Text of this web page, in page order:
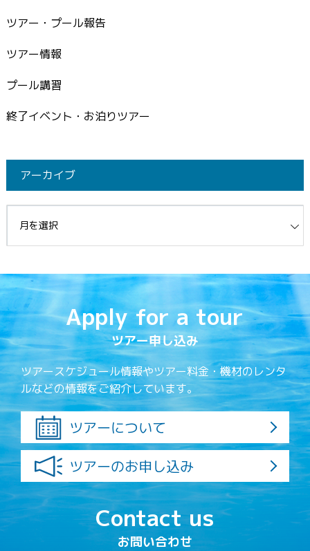
ツアー・プール報告
ツアー情報
プール講習
終了イベント・お泊りツアー
アーカイブ
Apply for a tour
ツアー申し込み
ツアースケジュール情報やツアー料金・機材のレンタ
ルなどの情報をご紹介しています。
ツアーについて
ツアーのお申し込み
Contact us
お問い合わせ